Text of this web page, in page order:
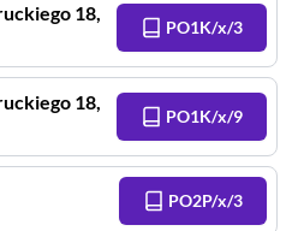
18,
PO1K/x/3
18,
PO1K/x/9
PO2P/x/3